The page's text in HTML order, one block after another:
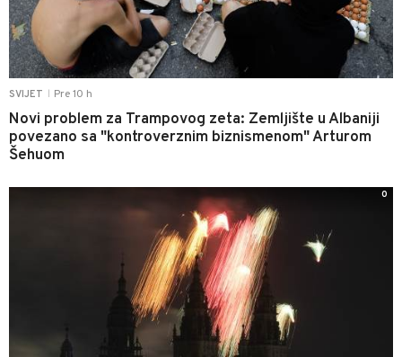
SVIJET Pre 10 h
Novi problem za Trampovog zeta: Zemljište u Albaniji
povezano sa "kontroverznim biznismenom" Arturom
Šehuom
0